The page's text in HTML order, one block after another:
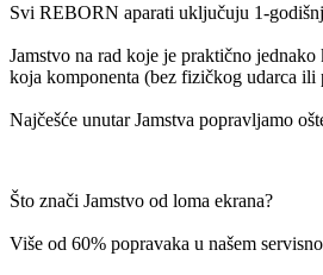
Svi REBORN aparati uključuju 1-
Jamstvo na rad koje je praktično
koja komponenta (bez fizičkog udarca ili
Najčešće unutar Jamstva popravljamo
Što znači Jamstvo od loma ekrana?
Više od 60% popravaka u našem